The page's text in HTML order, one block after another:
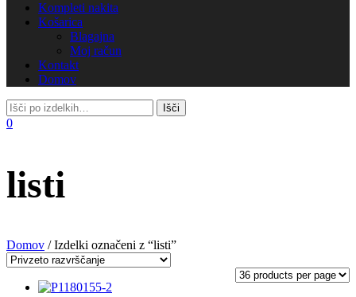
Kompleti nakita
Košarica
Blagajna
Moj račun
Kontakt
Domov
0
listi
Domov / Izdelki označeni z “listi”